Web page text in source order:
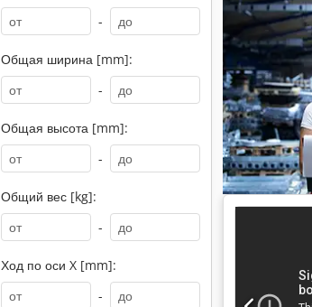
-
Общая ширина [mm]:
-
Общая высота [mm]:
-
Общий вес [kg]:
-
Ход по оси X [mm]:
-
чугунная
твёрдом
альбомов,